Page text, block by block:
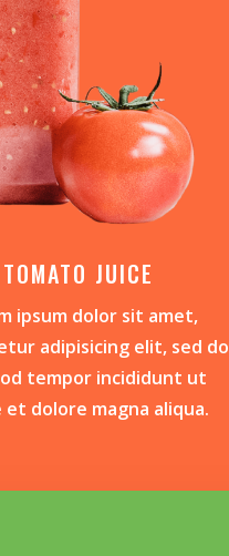
TOMATO JUICE
ipsum dolor sit amet,
adipisicing elit, sed do
tempor incididunt ut
et dolore magna aliqua.